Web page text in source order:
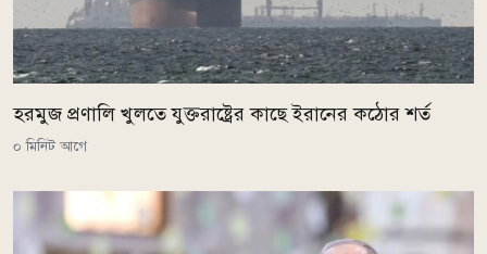
হরমুজ প্রণালি খুলতে যুক্তরাষ্ট্রের কাছে ইরানের কঠোর শর্ত
০ মিনিট আগে